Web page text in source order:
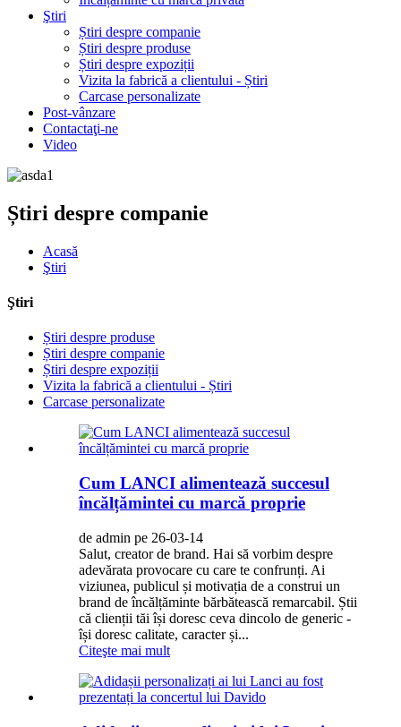
Ştiri
Știri despre companie
Știri despre produse
Știri despre expoziții
Vizita la fabrică a clientului - Știri
Carcase personalizate
Post-vânzare
Contactaţi-ne
Video
Știri despre companie
Acasă
Ştiri
Ştiri
Știri despre produse
Știri despre companie
Știri despre expoziții
Vizita la fabrică a clientului - Știri
Carcase personalizate
Cum LANCI alimentează succesul
încălțămintei cu marcă proprie
de admin pe 26-03-14
Salut, creator de brand. Hai să vorbim despre
adevărata provocare cu care te confrunți. Ai
viziunea, publicul și motivația de a construi un
brand de încălțăminte bărbătească remarcabil. Știi
că clienții tăi își doresc ceva dincolo de generic -
își doresc calitate, caracter și...
Citeşte mai mult